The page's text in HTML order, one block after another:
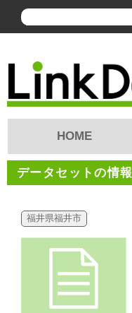
HOME
データセットの情報
福井県福井市